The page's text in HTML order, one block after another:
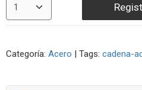
Categoría: Acero | Tags: cadena-